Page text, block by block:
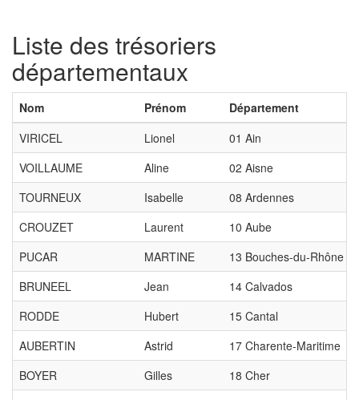
Liste des trésoriers
départementaux
Nom Prénom
Département
VIRICEL
Lionel
01 Ain
VOILLAUME
Aline
02 Aisne
TOURNEUX
Isabelle
08 Ardennes
CROUZET
Laurent
10 Aube
PUCAR
MARTINE
13 Bouches-du-Rhône
BRUNEEL
Jean
14 Calvados
RODDE
Hubert
15 Cantal
AUBERTIN
Astrid
17 Charente-Maritime
BOYER
Gilles
18 Cher